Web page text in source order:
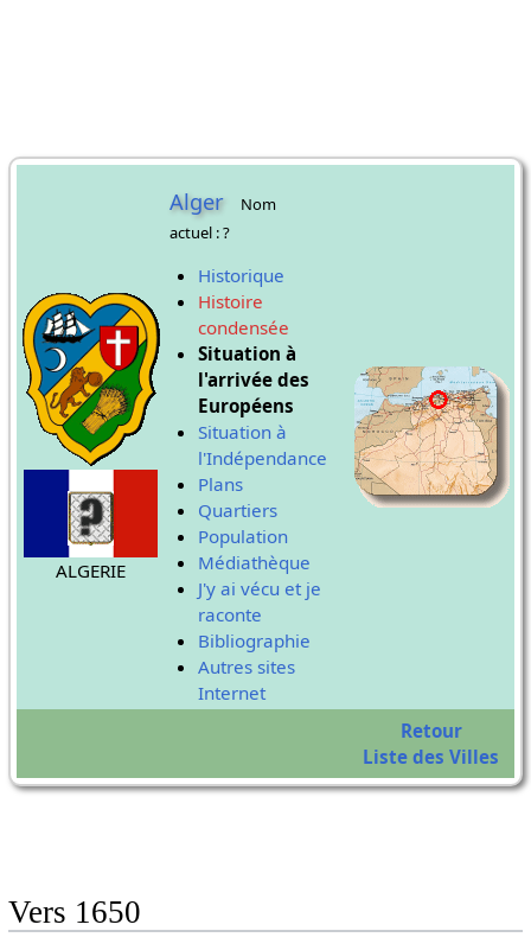
ALGERIE
Alger
Nom
actuel : ?
Historique
Histoire
condensée
Situation à
l'arrivée des
Européens
Situation à
l'Indépendance
Plans
Quartiers
Population
Médiathèque
J'y ai vécu et je
raconte
Bibliographie
Autres sites
Internet
Retour
Liste des Villes
Vers 1650